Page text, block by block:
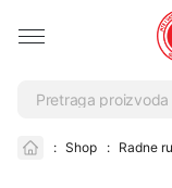
: Shop : Radne